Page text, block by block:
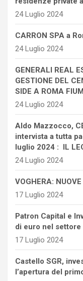
24 Luglio 2024
CARRON SPA a
24 Luglio 2024
GENERALI REAL
GESTIONE DEL
SIDE A ROMA
24 Luglio 2024
Aldo Mazzocco,
intervista a tutta
luglio 2024 : IL
24 Luglio 2024
VOGHERA:
17 Luglio 2024
Patron Capital e
di euro nel
17 Luglio 2024
Castello SGR,
l’apertura del